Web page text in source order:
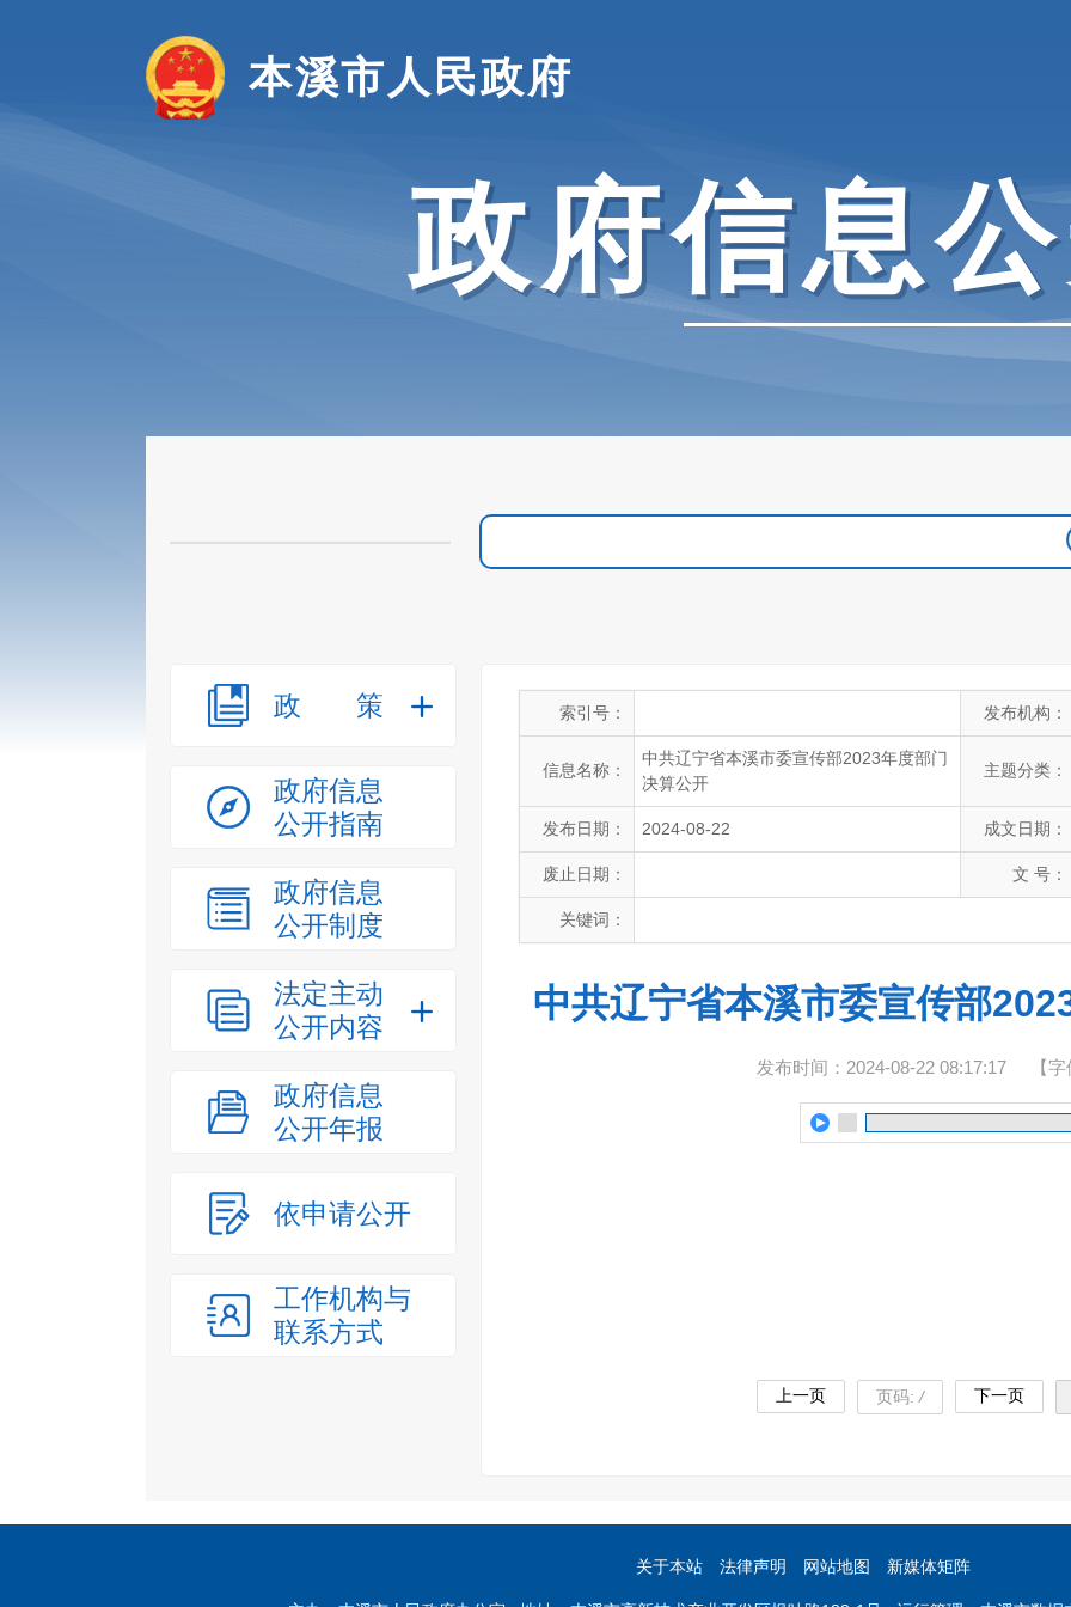
本溪市人民政府
政府信息
政策
政府信息
公开指南
政府信息
公开制度
法定主动
公开内容
政府信息
公开年报
依申请公开
工作机构与
联系方式
索引号： 发布机构：
信息名称：
中共辽宁省本溪市委宣传部2023年度部门
决算公开
主题分类：
发布日期： 2024-08-22 成文日期：
废止日期： 文 号：
关键词：
中共辽宁省本溪市委宣传部
发布时间：2024-08-22 08:17:17 【
上一页 页码: / 下一页
关于本站 法律声明 网站地图 新媒体矩阵